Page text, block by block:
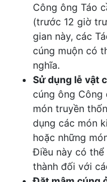
Công ông Táo
(trước 12 giờ
gian này, các
cúng muộn có
nghĩa.
Sử dụng lễ vật
cúng ông Công
món truyền
dụng các món
hoặc những
Điều này có thể
thành đối với